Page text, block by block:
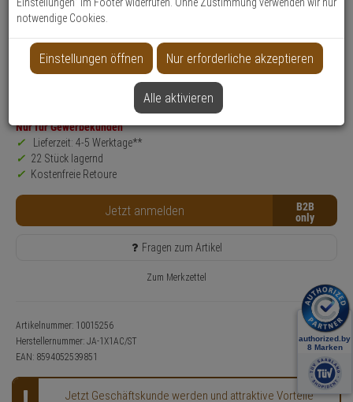
Datenblatt drucken
Produktinformationen
Konfigurations- & Installations-Service nutzen!
Zubehörartikel, Abdeckung
Nur für Gewerbekunden
Lieferzeit: 4-5 Werktage**
22 Stück lagernd
Kostenfreie Retoure
Jetzt anmelden B2B
Fragen zum Artikel
Zum Merkzettel
Artikelnummer: 10015256
Herstellernummer: JA-1X1AC/ST
EAN: 8594052539851
Jetzt Geschäftskunde werden und attraktive Vorteile
notwendige Cookies.
Einstellungen öffnen Nur erforderliche akzeptieren
Alle aktivieren